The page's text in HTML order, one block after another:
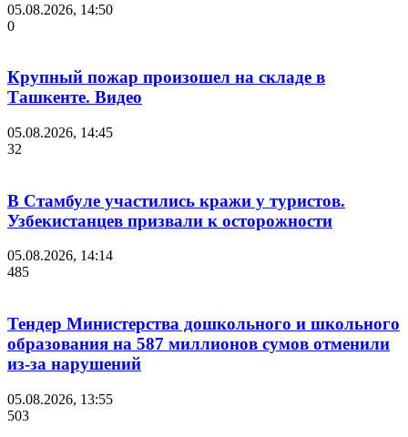
05.08.2026, 14:50
0
Крупный пожар произошел на складе в
Ташкенте. Видео
05.08.2026, 14:45
32
В Стамбуле участились кражи у туристов.
Узбекистанцев призвали к осторожности
05.08.2026, 14:14
485
Тендер Министерства дошкольного и школьного
образования на 587 миллионов сумов отменили
из-за нарушений
05.08.2026, 13:55
503